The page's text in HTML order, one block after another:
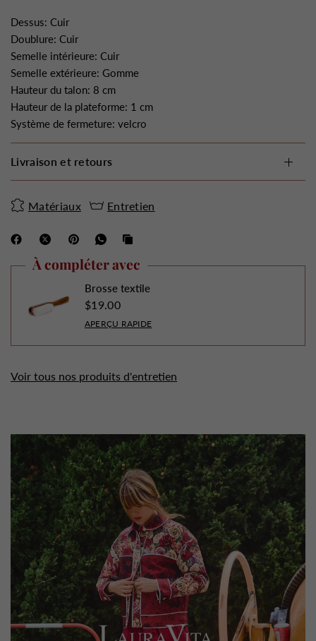
Dessus: Cuir
Doublure: Cuir
Semelle intérieure: Cuir
Semelle extérieure: Gomme
Hauteur du talon: 8 cm
Hauteur de la plateforme: 1 cm
Système de fermeture: velcro
Livraison et retours
Matériaux Entretien
À compléter avec
Brosse textile
$19.00
APERÇU RAPIDE
Voir tous nos produits d'entretien